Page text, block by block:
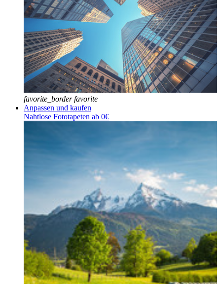
favorite_border favorite
Anpassen und kaufen
Nahtlose Fototapeten ab 0€